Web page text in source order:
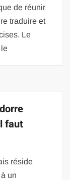
de réunir
traduire et
Le
faut
réside
un